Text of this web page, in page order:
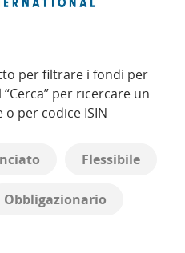
per filtrare i fondi per
per ricercare un
per codice ISIN
Flessibile
Obbligazionario